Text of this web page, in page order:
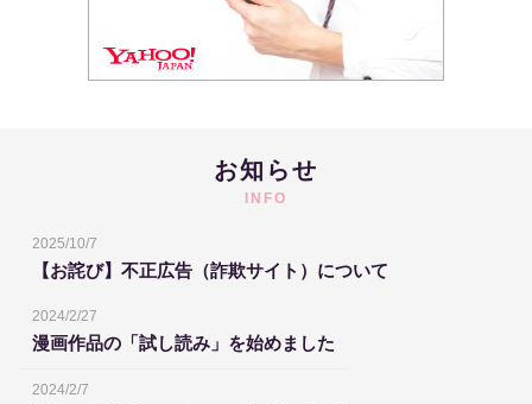
お知らせ
INFO
2025/10/7
【お詫び】不正広告（詐欺サイト）について
2024/2/27
漫画作品の「試し読み」を始めました
2024/2/7